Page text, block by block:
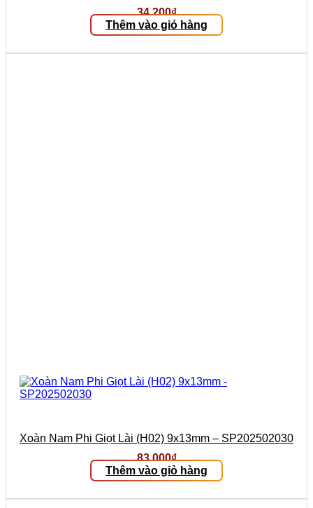
34.200₫
Thêm vào giỏ hàng
Xoàn Nam Phi Giọt Lài (H02) 9x13mm – SP202502030
83.000₫
Thêm vào giỏ hàng